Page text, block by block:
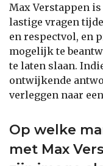
Max Verstappen
lastige vragen
en respectvol, en
mogelijk te
te laten slaan.
ontwijkende
verleggen naar
Op welke
met Max